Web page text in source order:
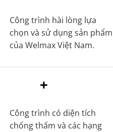
Công trình hài lòng lựa
chọn và sử dụng sản phẩm
của Welmax Việt Nam.
+
Công trình có diện tích
chống thấm và các hạng